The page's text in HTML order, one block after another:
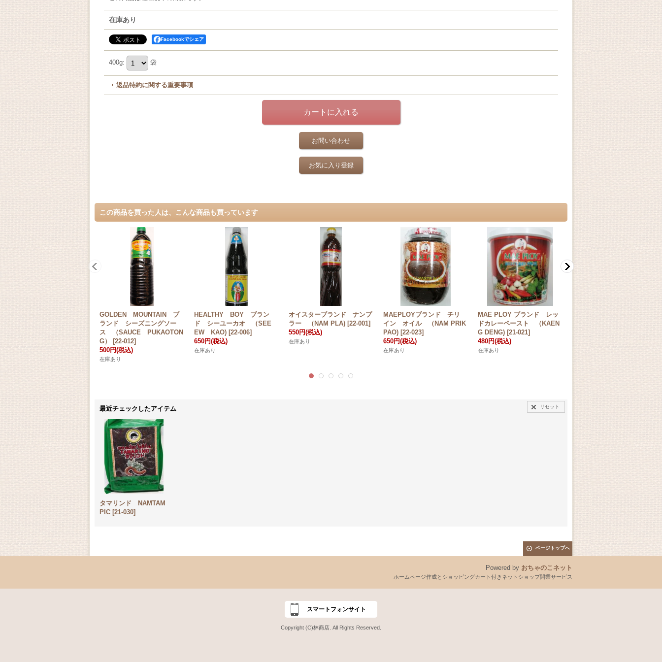
在庫あり
Facebookでシェア
400g: 袋
返品特約に関する重要事項
お問い合わせ
お気に入り登録
この商品を買った人は、こんな商品も買っています
GOLDEN MOUNTAIN ブ
ランド シーズニングソー
ス （SAUCE PUKAOTON
G）
[22-012]
500円(税込)
在庫あり
HEALTHY BOY ブラン
ド シーユーカオ （SEE
EW KAO) [22-006]
650円(税込)
在庫あり
オイスターブランド ナンプ
ラー （NAM PLA) [22-001]
550円(税込)
在庫あり
MAEPLOYブランド チリ
イン オイル （NAM PRIK
PAO) [22-023]
650円(税込)
在庫あり
MAE PLOY ブランド レッ
ドカレーペースト （KAEN
G DENG) [21-021]
480円(税込)
在庫あり
最近チェックしたアイテム リセット
タマリンド NAMTAM
PIC [21-030]
ページトップへ
Powered by おちゃのこネット
ホームページ作成とショッピングカート付きネットショップ開業サービス
スマートフォンサイト
Copyright (C)林商店. All Rights Reserved.